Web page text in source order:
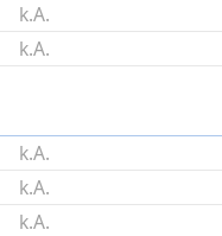
k.A.
k.A.
k.A.
k.A.
k.A.